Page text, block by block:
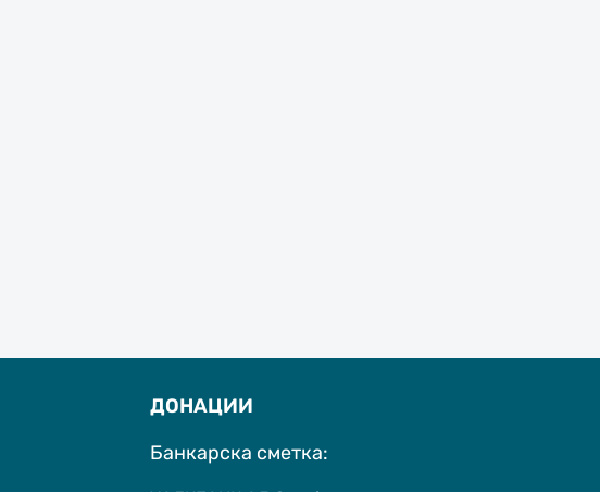
ДОНАЦИИ
Банкарска сметка: